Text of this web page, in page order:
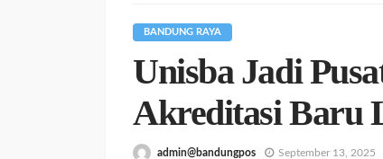
BANDUNG RAYA
Unisba Jadi
Akreditasi Baru
admin@bandungpos September 13, 2025